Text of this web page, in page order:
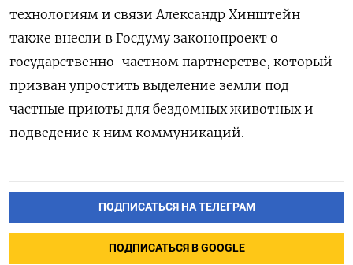
технологиям и связи Александр Хинштейн
также внесли в Госдуму законопроект о
государственно-частном партнерстве, который
призван упростить выделение земли под
частные приюты для бездомных животных и
подведение к ним коммуникаций.
ПОДПИСАТЬСЯ НА ТЕЛЕГРАМ
ПОДПИСАТЬСЯ В GOOGLE